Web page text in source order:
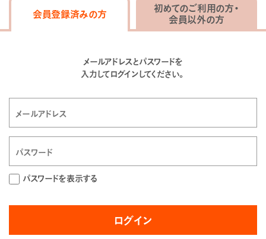
会員登録済みの方 初めてのご利用の方・
会員以外の方
メールアドレスとパスワードを
入力してログインしてください。
パスワードを表示する